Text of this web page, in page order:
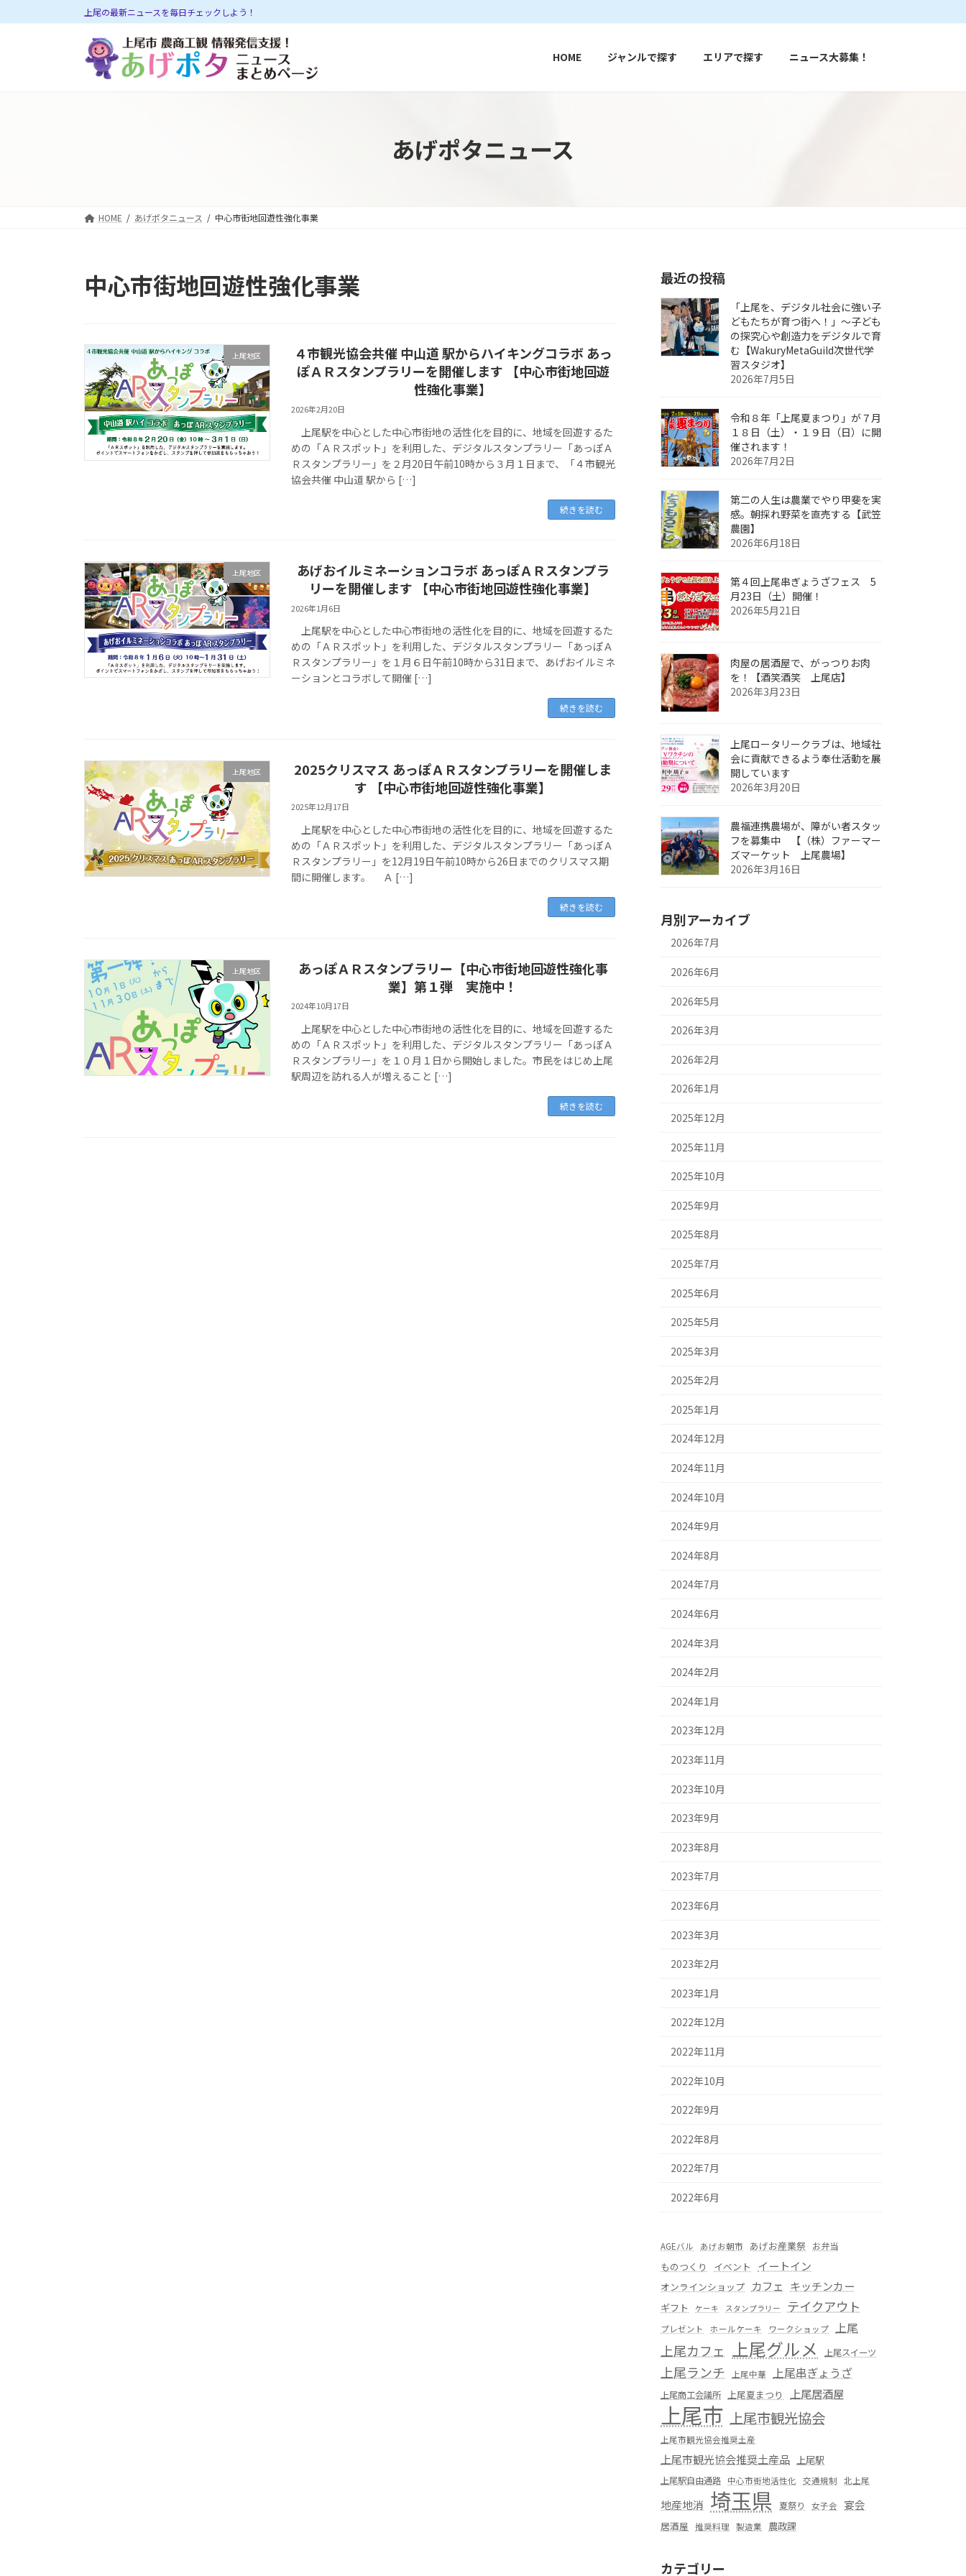
ン
ビ
上尾の最新ニュースを毎日チェックしよう！
HOME ジャンルで探す エリアで探す ニュース大募集！
あげポタニュース
HOME あげポタニュース 中心市街地回遊性強化事業
中心市街地回遊性強化事業
上尾地区
４市観光協会共催 中山道 駅からハイキングコラボ あっ
ぽＡＲスタンプラリーを開催します 【中心市街地回遊
性強化事業】
2026年2月20日
上尾駅を中心とした中心市街地の活性化を目的に、地域を回遊するた
めの「ＡＲスポット」を利用した、デジタルスタンプラリー「あっぽＡ
Ｒスタンプラリー」を２月20日午前10時から３月１日まで、「４市観光
協会共催 中山道 駅から […]
続きを読む
上尾地区
あげおイルミネーションコラボ あっぽＡＲスタンプラ
リーを開催します 【中心市街地回遊性強化事業】
2026年1月6日
上尾駅を中心とした中心市街地の活性化を目的に、地域を回遊するた
めの「ＡＲスポット」を利用した、デジタルスタンプラリー「あっぽＡ
Ｒスタンプラリー」を１月６日午前10時から31日まで、あげおイルミネ
ーションとコラボして開催 […]
続きを読む
上尾地区
2025クリスマス あっぽＡＲスタンプラリーを開催しま
す 【中心市街地回遊性強化事業】
2025年12月17日
上尾駅を中心とした中心市街地の活性化を目的に、地域を回遊するた
めの「ＡＲスポット」を利用した、デジタルスタンプラリー「あっぽＡ
Ｒスタンプラリー」を12月19日午前10時から26日までのクリスマス期
間に開催します。 Ａ […]
続きを読む
上尾地区
あっぽＡＲスタンプラリー【中心市街地回遊性強化事
業】第１弾 実施中！
2024年10月17日
上尾駅を中心とした中心市街地の活性化を目的に、地域を回遊するた
めの「ＡＲスポット」を利用した、デジタルスタンプラリー「あっぽＡ
Ｒスタンプラリー」を１０月１日から開始しました。市民をはじめ上尾
駅周辺を訪れる人が増えること […]
続きを読む
最近の投稿
「上尾を、デジタル社会に強い子
どもたちが育つ街へ！」〜子ども
の探究心や創造力をデジタルで育
む【WakuryMetaGuild次世代学
習スタジオ】
2026年7月5日
令和８年「上尾夏まつり」が７月
１８日（土）・１９日（日）に開
催されます！
2026年7月2日
第二の人生は農業でやり甲斐を実
感。朝採れ野菜を直売する【武笠
農園】
2026年6月18日
第４回上尾串ぎょうざフェス 5
月23日（土）開催！
2026年5月21日
肉屋の居酒屋で、がっつりお肉
を！【酒笑酒笑 上尾店】
2026年3月23日
上尾ロータリークラブは、地域社
会に貢献できるよう奉仕活動を展
開しています
2026年3月20日
農福連携農場が、障がい者スタッ
フを募集中 【（株）ファーマー
ズマーケット 上尾農場】
2026年3月16日
月別アーカイブ
2026年7月
2026年6月
2026年5月
2026年3月
2026年2月
2026年1月
2025年12月
2025年11月
2025年10月
2025年9月
2025年8月
2025年7月
2025年6月
2025年5月
2025年3月
2025年2月
2025年1月
2024年12月
2024年11月
2024年10月
2024年9月
2024年8月
2024年7月
2024年6月
2024年3月
2024年2月
2024年1月
2023年12月
2023年11月
2023年10月
2023年9月
2023年8月
2023年7月
2023年6月
2023年3月
2023年2月
2023年1月
2022年12月
2022年11月
2022年10月
2022年9月
2022年8月
2022年7月
2022年6月
AGEバル あげお朝市 あげお産業祭 お弁当
ものつくり イベント イートイン
オンラインショップ カフェ キッチンカー
ギフト ケーキ スタンプラリー テイクアウト
プレゼント ホールケーキ ワークショップ 上尾
上尾カフェ 上尾グルメ 上尾スイーツ
上尾ランチ 上尾中華 上尾串ぎょうざ
上尾商工会議所 上尾夏まつり 上尾居酒屋
上尾市 上尾市観光協会
上尾市観光協会推奨土産
上尾市観光協会推奨土産品 上尾駅
上尾駅自由通路 中心市街地活性化 交通規制 北上尾
地産地消 埼玉県 夏祭り 女子会 宴会
居酒屋 推奨料理 製造業 農政課
カテゴリー